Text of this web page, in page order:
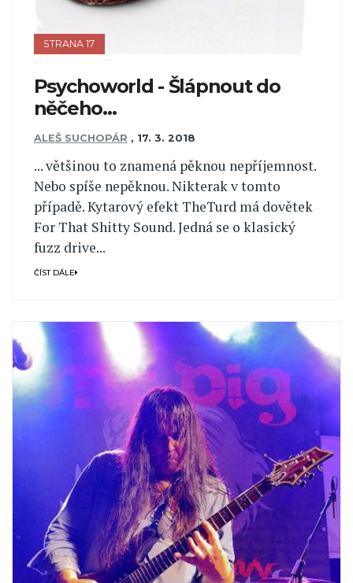
STRANA 17
Psychoworld - Šlápnout do
něčeho…
ALEŠ SUCHOPÁR , 17. 3. 2018
... většinou to znamená pěknou nepříjemnost.
Nebo spíše nepěknou. Nikterak v tomto
případě. Kytarový efekt TheTurd má dovětek
For That Shitty Sound. Jedná se o klasický
fuzz drive...
ČÍST DÁLE